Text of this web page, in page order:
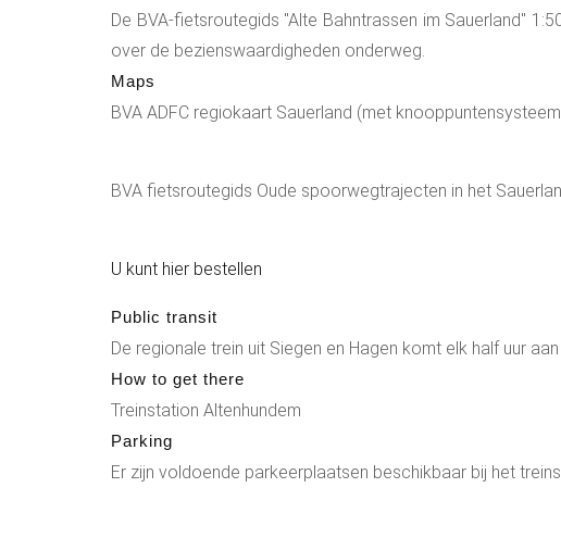
De BVA-fietsroutegids "Alte Bahntrassen im Sauerland"
over de bezienswaardigheden onderweg.
Maps
BVA ADFC regiokaart Sauerland (met
BVA fietsroutegids Oude spoorwegtrajecten in het
U kunt hier bestellen
Public transit
De regionale trein uit Siegen en Hagen komt elk half uur
How to get there
Treinstation Altenhundem
Parking
Er zijn voldoende parkeerplaatsen beschikbaar bij het